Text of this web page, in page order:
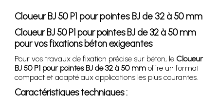
Cloueur BJ 50 P1 pour pointes BJ de 32 à 50 mm
Cloueur BJ 50 P1 pour pointes BJ de 32 à 50 mm
pour vos fixations béton exigeantes
Pour vos travaux de fixation précise sur béton, le Cloueur
BJ 50 P1 pour pointes BJ de 32 à 50 mm offre un format
compact et adapté aux applications les plus courantes.
Caractéristiques techniques :